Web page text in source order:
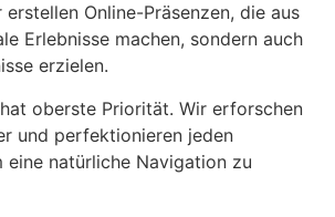
Online-Präsenzen, die aus
Erlebnisse machen, sondern auch
erzielen.
oberste Priorität. Wir erforschen
und perfektionieren jeden
eine natürliche Navigation zu